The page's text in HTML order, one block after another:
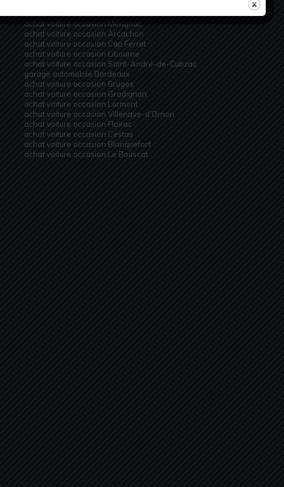
achat voiture occasion Mérignac
achat voiture occasion Arcachon
achat voiture occasion Cap Ferret
achat voiture occasion Libourne
achat voiture occasion Saint-André-de-Cubzac
garage automobile Bordeaux
achat voiture occasion Bruges
achat voiture occasion Gradignan
achat voiture occasion Lormont
achat voiture occasion Villenave-d’Ornon
achat voiture occasion Floirac
achat voiture occasion Cestas
achat voiture occasion Blanquefort
achat voiture occasion Le Bouscat